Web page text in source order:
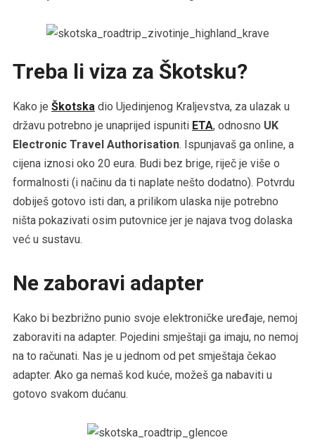
Treba li viza za Škotsku?
Kako je Škotska dio Ujedinjenog Kraljevstva, za ulazak u
državu potrebno je unaprijed ispuniti ETA, odnosno UK
Electronic Travel Authorisation. Ispunjavaš ga online, a
cijena iznosi oko 20 eura. Budi bez brige, riječ je više o
formalnosti (i načinu da ti naplate nešto dodatno). Potvrdu
dobiješ gotovo isti dan, a prilikom ulaska nije potrebno
ništa pokazivati osim putovnice jer je najava tvog dolaska
već u sustavu.
Ne zaboravi adapter
Kako bi bezbrižno punio svoje elektroničke uređaje, nemoj
zaboraviti na adapter. Pojedini smještaji ga imaju, no nemoj
na to računati. Nas je u jednom od pet smještaja čekao
adapter. Ako ga nemaš kod kuće, možeš ga nabaviti u
gotovo svakom dućanu.